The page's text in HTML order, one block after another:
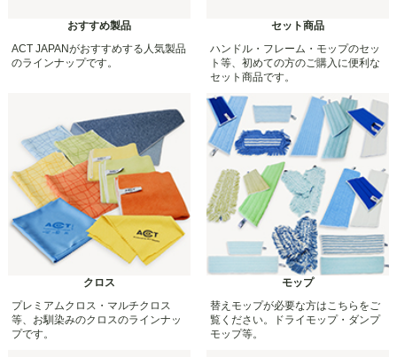
おすすめ製品
ACT JAPANがおすすめする人気製品
のラインナップです。
セット商品
ハンドル・フレーム・モップのセッ
ト等、初めての方のご購入に便利な
セット商品です。
クロス
プレミアムクロス・マルチクロス
等、お馴染みのクロスのラインナッ
プです。
モップ
替えモップが必要な方はこちらをご
覧ください。ドライモップ・ダンプ
モップ等。